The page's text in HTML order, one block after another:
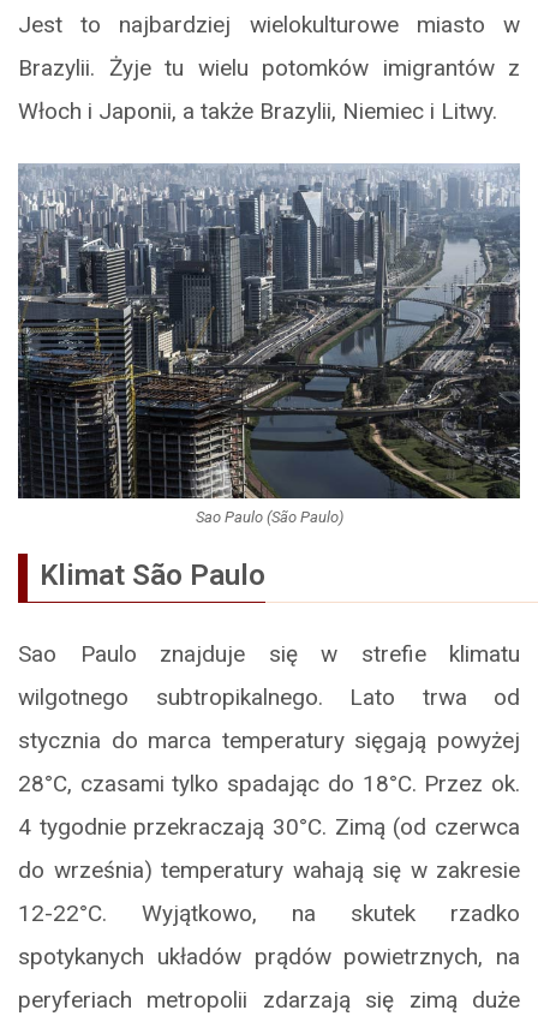
Jest to najbardziej wielokulturowe miasto w
Brazylii. Żyje tu wielu potomków imigrantów z
Włoch i Japonii, a także Brazylii, Niemiec i Litwy.
Sao Paulo (São Paulo)
Klimat São Paulo
Sao Paulo znajduje się w strefie klimatu
wilgotnego subtropikalnego. Lato trwa od
stycznia do marca temperatury sięgają powyżej
28°C, czasami tylko spadając do 18°C. Przez ok.
4 tygodnie przekraczają 30°C. Zimą (od czerwca
do września) temperatury wahają się w zakresie
12-22°C. Wyjątkowo, na skutek rzadko
spotykanych układów prądów powietrznych, na
peryferiach metropolii zdarzają się zimą duże